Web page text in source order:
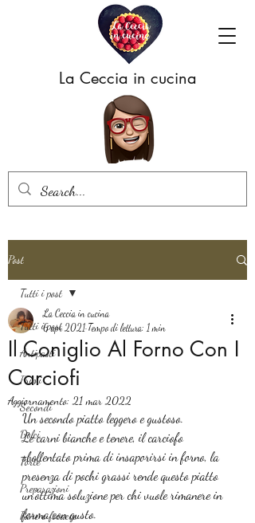
La Ceccia in cucina
Post
Tutti i post
Antipasti
Primi
Secondi
Dolci
Torte
Preparazioni
Pane e focacce
Tutti i post
Il Coniglio Al Forno Con I
Carciofi
La Ceccia in cucina
6 apr 2021 Tempo di lettura: 1 min
Aggiornamento: 21 mar 2022
Un secondo piatto leggero e gustoso.
Le carni bianche e tenere, il carciofo
sbollentato prima di insaporirsi in forno, la
presenza di pochi grassi rende questo piatto
un’ottima soluzione per chi vuole rimanere in
forma con gusto.